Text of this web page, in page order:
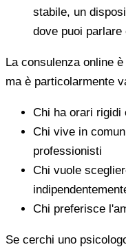
stabile, un
dove puoi
La consulenza online
ma è particolarmente
Chi ha orari rigidi
Chi vive in
professionisti
Chi vuole
Chi preferisce
Se cerchi uno